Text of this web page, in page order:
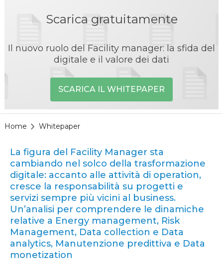
Scarica gratuitamente
Il nuovo ruolo del Facility manager: la sfida del
digitale e il valore dei dati
SCARICA IL WHITEPAPER
Home Whitepaper
La figura del Facility Manager sta
cambiando nel solco della trasformazione
digitale: accanto alle attività di operation,
cresce la responsabilità su progetti e
servizi sempre più vicini al business.
Un’analisi per comprendere le dinamiche
relative a Energy management, Risk
Management, Data collection e Data
analytics, Manutenzione predittiva e Data
monetization